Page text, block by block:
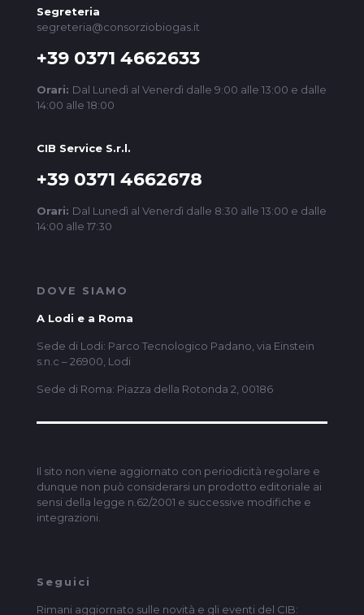
Segreteria
segreteria@consorziobiogas.it
+39 0371 4662633
Orari: Dal Lunedì al Venerdì dalle 9:00 alle 13:00 e dalle
14:00 alle 18:00
CIB Service S.r.l.
+39 0371 4662678
Orari: Dal Lunedì al Venerdì dalle 8:30 alle 13:00 e dalle
14:00 alle 17:30
DOVE SIAMO
A Lodi e a Roma
Sede di Lodi: Parco Tecnologico Padano, via Einstein
s.n.c – 26900, Lodi
Sede di Roma: Piazza della Rotonda 2, 00186
Il sito non viene aggiornato con periodicità regolare e
dunque non può considerarsi un prodotto editoriale ai
sensi della legge n.62/2001 e successive modifiche e
integrazioni.
Seguici
Rimani aggiornato sulle novità e gli eventi del CIB: